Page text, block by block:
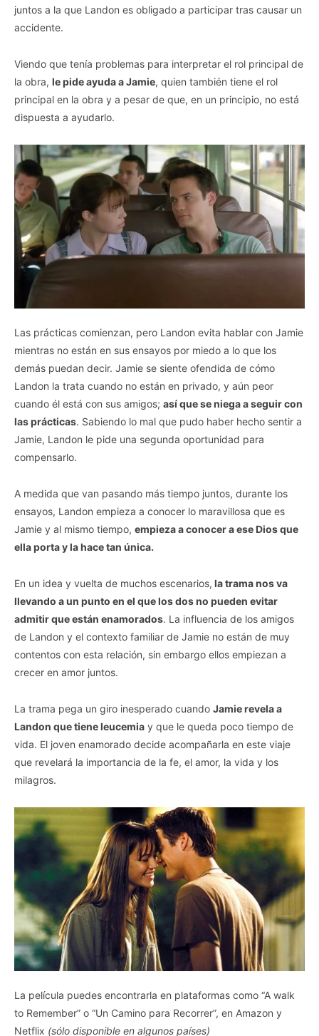
juntos a la que Landon es obligado a participar tras causar un
accidente.
Viendo que tenía problemas para interpretar el rol principal de
la obra, le pide ayuda a Jamie, quien también tiene el rol
principal en la obra y a pesar de que, en un principio, no está
dispuesta a ayudarlo.
Las prácticas comienzan, pero Landon evita hablar con Jamie
mientras no están en sus ensayos por miedo a lo que los
demás puedan decir. Jamie se siente ofendida de cómo
Landon la trata cuando no están en privado, y aún peor
cuando él está con sus amigos; así que se niega a seguir con
las prácticas. Sabiendo lo mal que pudo haber hecho sentir a
Jamie, Landon le pide una segunda oportunidad para
compensarlo.
A medida que van pasando más tiempo juntos, durante los
ensayos, Landon empieza a conocer lo maravillosa que es
Jamie y al mismo tiempo, empieza a conocer a ese Dios que
ella porta y la hace tan única.
En un idea y vuelta de muchos escenarios, la trama nos va
llevando a un punto en el que los dos no pueden evitar
admitir que están enamorados. La influencia de los amigos
de Landon y el contexto familiar de Jamie no están de muy
contentos con esta relación, sin embargo ellos empiezan a
crecer en amor juntos.
La trama pega un giro inesperado cuando Jamie revela a
Landon que tiene leucemia y que le queda poco tiempo de
vida. El joven enamorado decide acompañarla en este viaje
que revelará la importancia de la fe, el amor, la vida y los
milagros.
La película puedes encontrarla en plataformas como “A walk
to Remember” o “Un Camino para Recorrer”, en Amazon y
Netflix (sólo disponible en algunos países)